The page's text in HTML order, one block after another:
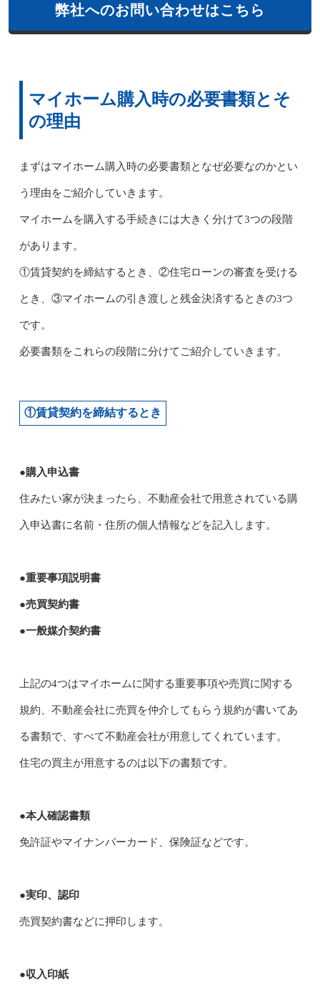
弊社へのお問い合わせはこちら
マイホーム購入時の必要書類とそ
の理由
まずはマイホーム購入時の必要書類となぜ必要なのかとい
う理由をご紹介していきます。
マイホームを購入する手続きには大きく分けて3つの段階
があります。
①賃貸契約を締結するとき、②住宅ローンの審査を受ける
とき、③マイホームの引き渡しと残金決済するときの3つ
です。
必要書類をこれらの段階に分けてご紹介していきます。
①賃貸契約を締結するとき
●購入申込書
住みたい家が決まったら、不動産会社で用意されている購
入申込書に名前・住所の個人情報などを記入します。
●重要事項説明書
●売買契約書
●一般媒介契約書
上記の4つはマイホームに関する重要事項や売買に関する
規約、不動産会社に売買を仲介してもらう規約が書いてあ
る書類で、すべて不動産会社が用意してくれています。
住宅の買主が用意するのは以下の書類です。
●本人確認書類
免許証やマイナンバーカード、保険証などです。
●実印、認印
売買契約書などに押印します。
●収入印紙